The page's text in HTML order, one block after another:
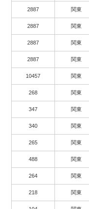
2887 関東
2887 関東
2887 関東
2887 関東
10457 関東
268 関東
347 関東
340 関東
265 関東
488 関東
264 関東
218 関東